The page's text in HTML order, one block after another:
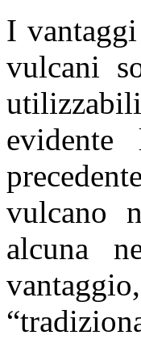
I
vulcani
vulcano
alcuna